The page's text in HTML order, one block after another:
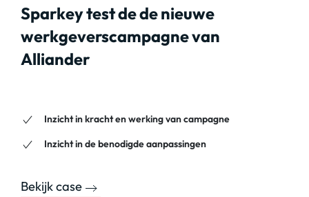
Sparkey test de de nieuwe
werkgeverscampagne van
Alliander
Inzicht in kracht en werking van campagne
Inzicht in de benodigde aanpassingen
Bekijk case